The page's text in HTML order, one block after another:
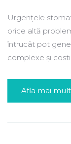
Urgențele
orice altă
întrucât pot
complexe și
Afla mai mult